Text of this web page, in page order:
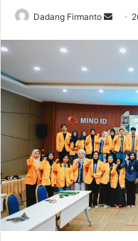
Dadang Firmanto
a
n
e
m
a
i
l